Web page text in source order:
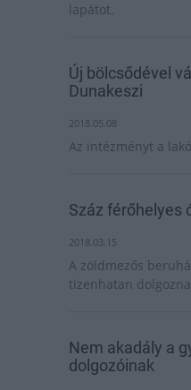
lapátot.
Új bölcsődével
Dunakeszi
2018.05.08
Az intézményt a
Száz férőhelyes
2018.03.15
A zöldmezős
tizenhatan
Nem akadály a
dolgozóinak